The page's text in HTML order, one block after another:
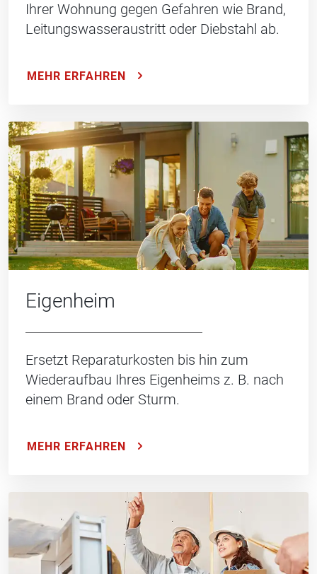
Ihrer Wohnung gegen Gefahren wie Brand,
Leitungswasseraustritt oder Diebstahl ab.
MEHR ERFAHREN
Eigenheim
Ersetzt Reparaturkosten bis hin zum
Wiederaufbau Ihres Eigenheims z. B. nach
einem Brand oder Sturm.
MEHR ERFAHREN